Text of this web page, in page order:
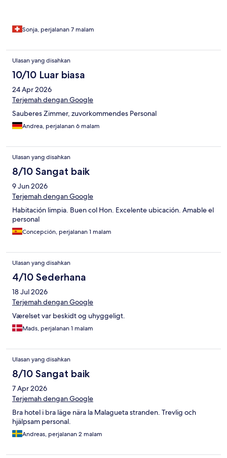
Sonja, perjalanan 7 malam
Ulasan yang disahkan
10/10 Luar biasa
24 Apr 2026
Terjemah dengan Google
Sauberes Zimmer, zuvorkommendes Personal
Andrea, perjalanan 6 malam
Ulasan yang disahkan
8/10 Sangat baik
9 Jun 2026
Terjemah dengan Google
Habitación limpia. Buen col Hon. Excelente ubicación. Amable el
personal
Concepción, perjalanan 1 malam
Ulasan yang disahkan
4/10 Sederhana
18 Jul 2026
Terjemah dengan Google
Værelset var beskidt og uhyggeligt.
Mads, perjalanan 1 malam
Ulasan yang disahkan
8/10 Sangat baik
7 Apr 2026
Terjemah dengan Google
Bra hotel i bra läge nära la Malagueta stranden. Trevlig och
hjälpsam personal.
Andreas, perjalanan 2 malam